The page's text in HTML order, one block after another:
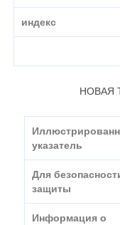
индекс
НОВАЯ
указатель
Для
защиты
Информация о